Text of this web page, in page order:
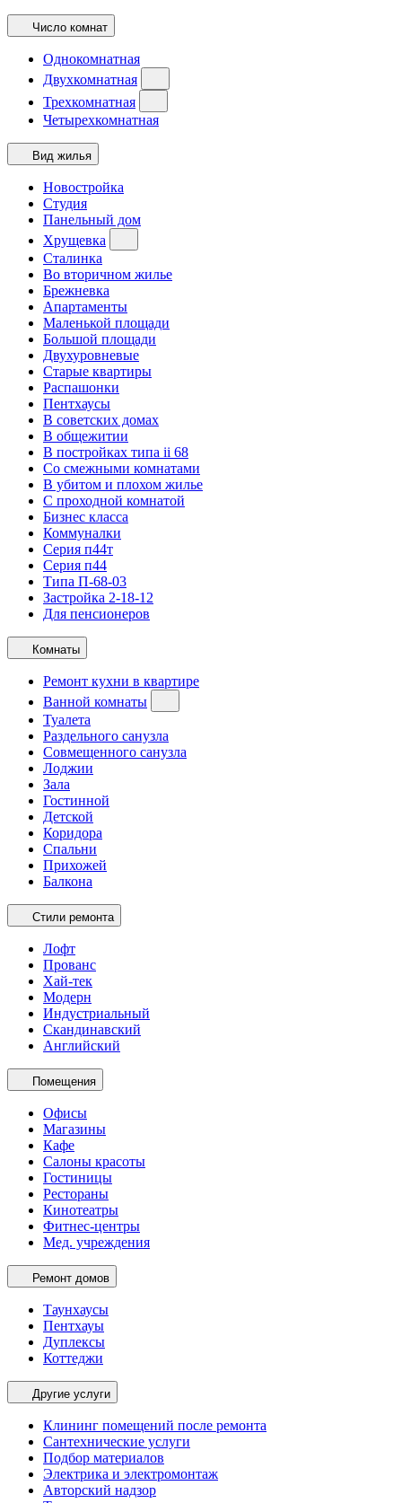
Число комнат
Однокомнатная
Двухкомнатная
Трехкомнатная
Четырехкомнатная
Вид жилья
Новостройка
Студия
Панельный дом
Хрущевка
Сталинка
Во вторичном жилье
Брежневка
Апартаменты
Маленькой площади
Большой площади
Двухуровневые
Старые квартиры
Распашонки
Пентхаусы
В советских домах
В общежитии
В постройках типа ii 68
Со смежными комнатами
В убитом и плохом жилье
С проходной комнатой
Бизнес класса
Коммуналки
Серия п44т
Серия п44
Типа П-68-03
Застройка 2-18-12
Для пенсионеров
Комнаты
Ремонт кухни в квартире
Ванной комнаты
Туалета
Раздельного санузла
Совмещенного санузла
Лоджии
Зала
Гостинной
Детской
Коридора
Спальни
Прихожей
Балкона
Стили ремонта
Лофт
Прованс
Хай-тек
Модерн
Индустриальный
Скандинавский
Английский
Помещения
Офисы
Магазины
Кафе
Салоны красоты
Гостиницы
Рестораны
Кинотеатры
Фитнес-центры
Мед. учреждения
Ремонт домов
Таунхаусы
Пентхауы
Дуплексы
Коттеджи
Другие услуги
Клининг помещений после ремонта
Сантехнические услуги
Подбор материалов
Электрика и электромонтаж
Авторский надзор